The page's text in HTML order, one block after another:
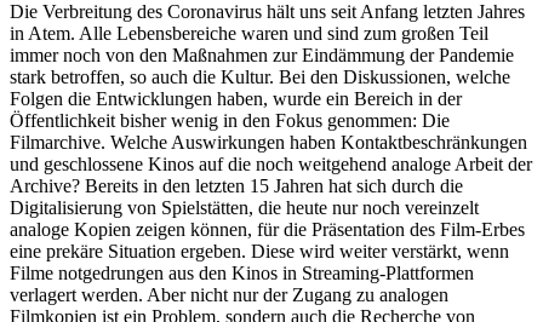
Die Verbreitung des Coronavirus hält uns seit Anfang letzten Jahres
in Atem. Alle Lebensbereiche waren und sind zum großen Teil
immer noch von den Maßnahmen zur Eindämmung der Pandemie
stark betroffen, so auch die Kultur. Bei den Diskussionen, welche
Folgen die Entwicklungen haben, wurde ein Bereich in der
Öffentlichkeit bisher wenig in den Fokus genommen: Die
Filmarchive. Welche Auswirkungen haben Kontaktbeschränkungen
und geschlossene Kinos auf die noch weitgehend analoge Arbeit der
Archive? Bereits in den letzten 15 Jahren hat sich durch die
Digitalisierung von Spielstätten, die heute nur noch vereinzelt
analoge Kopien zeigen können, für die Präsentation des Film-Erbes
eine prekäre Situation ergeben. Diese wird weiter verstärkt, wenn
Filme notgedrungen aus den Kinos in Streaming-Plattformen
verlagert werden. Aber nicht nur der Zugang zu analogen
Filmkopien ist ein Problem, sondern auch die Recherche von